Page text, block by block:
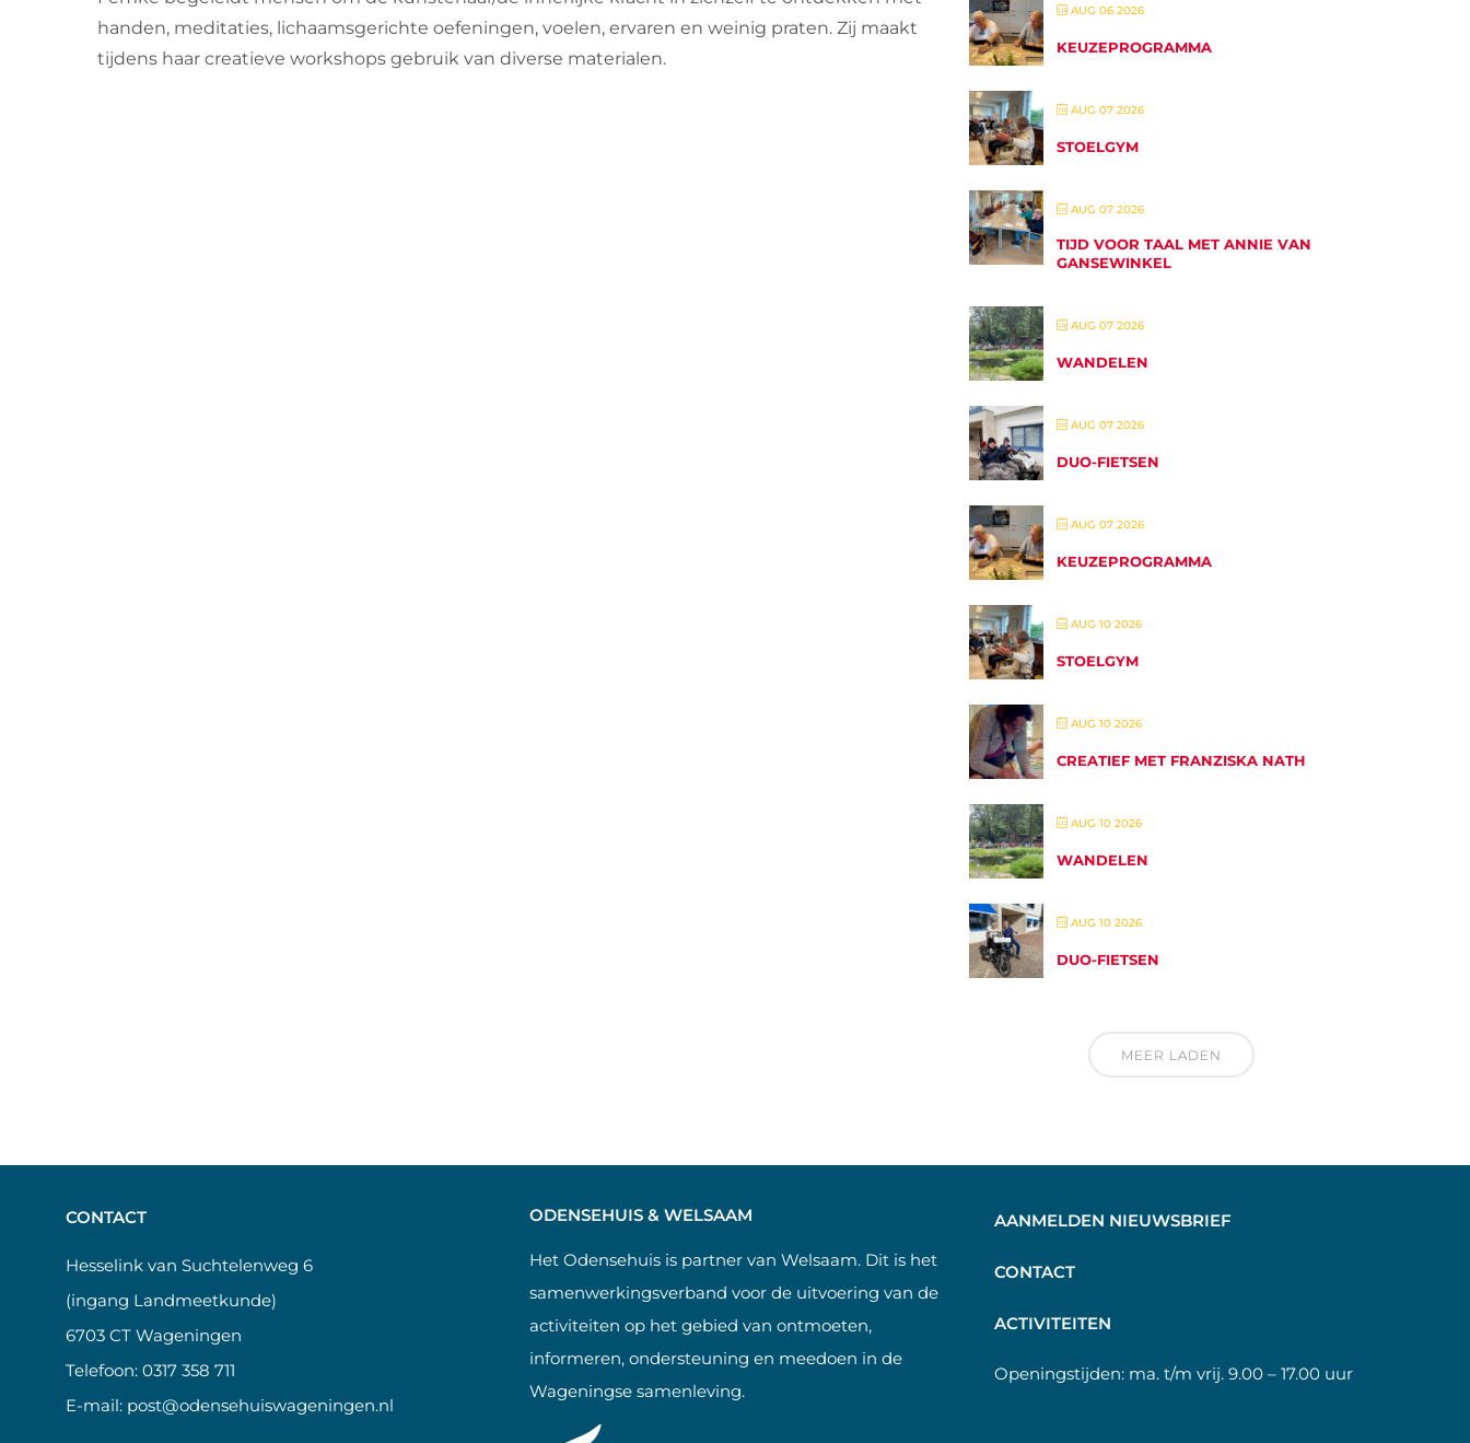
handen, meditaties, lichaamsgerichte oefeningen, voelen, ervaren en weinig praten. Zij maakt
tijdens haar creatieve workshops gebruik van diverse materialen.
AUG 06 2026
KEUZEPROGRAMMA
AUG 07 2026
STOELGYM
AUG 07 2026
TIJD VOOR TAAL MET ANNIE VAN
GANSEWINKEL
AUG 07 2026
WANDELEN
AUG 07 2026
DUO-FIETSEN
AUG 07 2026
KEUZEPROGRAMMA
AUG 10 2026
STOELGYM
AUG 10 2026
CREATIEF MET FRANZISKA NATH
AUG 10 2026
WANDELEN
AUG 10 2026
DUO-FIETSEN
MEER LADEN
CONTACT
Hesselink van Suchtelenweg 6
(ingang Landmeetkunde)
6703 CT Wageningen
Telefoon: 0317 358 711
E-mail: post@odensehuiswageningen.nl
ODENSEHUIS & WELSAAM
Het Odensehuis is partner van Welsaam. Dit is het
samenwerkingsverband voor de uitvoering van de
activiteiten op het gebied van ontmoeten,
informeren, ondersteuning en meedoen in de
Wageningse samenleving.
AANMELDEN NIEUWSBRIEF
CONTACT
ACTIVITEITEN
Openingstijden: ma. t/m vrij. 9.00 – 17.00 uur